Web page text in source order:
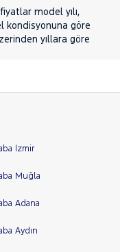
model yılı,
kondisyonuna göre
yıllara göre
İzmir
Muğla
Adana
Aydın